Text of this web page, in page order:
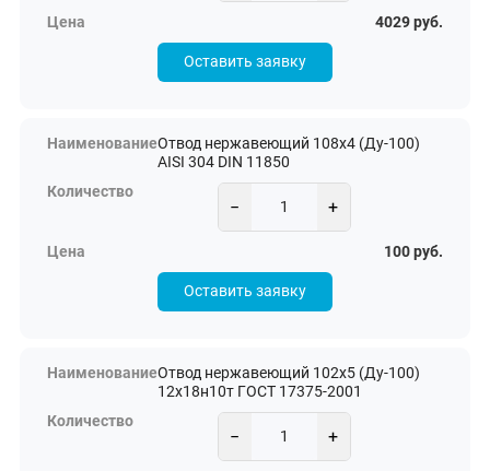
4029 руб.
Оставить заявку
Отвод нержавеющий 108х4 (Ду-100)
AISI 304 DIN 11850
− +
100 руб.
Оставить заявку
Отвод нержавеющий 102х5 (Ду-100)
12х18н10т ГОСТ 17375-2001
− +